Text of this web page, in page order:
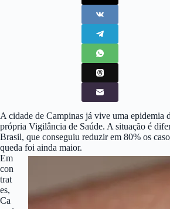
A cidade de Campinas já vive uma epidemia
própria Vigilância de Saúde. A situação é
Brasil, que conseguiu reduzir em 80% os
queda foi ainda maior.
Em
con
trat
es,
Ca